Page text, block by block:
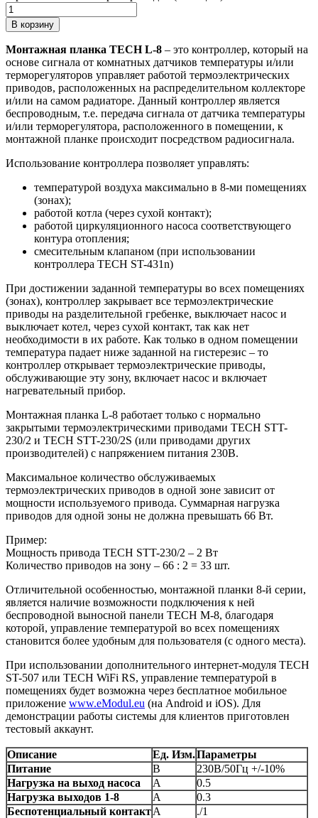
В корзину
Монтажная планка TECH L-8 – это контроллер, который на
основе сигнала от комнатных датчиков температуры и/или
терморегуляторов управляет работой термоэлектрических
приводов, расположенных на распределительном коллекторе
и/или на самом радиаторе. Данный контроллер является
беспроводным, т.е. передача сигнала от датчика температуры
и/или терморегулятора, расположенного в помещении, к
монтажной планке происходит посредством радиосигнала.
Использование контроллера позволяет управлять:
температурой воздуха максимально в 8-ми помещениях
(зонах);
работой котла (через сухой контакт);
работой циркуляционного насоса соответствующего
контура отопления;
смесительным клапаном (при использовании
контроллера TECH ST-431n)
При достижении заданной температуры во всех помещениях
(зонах), контроллер закрывает все термоэлектрические
приводы на разделительной гребенке, выключает насос и
выключает котел, через сухой контакт, так как нет
необходимости в их работе. Как только в одном помещении
температура падает ниже заданной на гистерезис – то
контроллер открывает термоэлектрические приводы,
обслуживающие эту зону, включает насос и включает
нагревательный прибор.
Монтажная планка L-8 работает только с нормально
закрытыми термоэлектрическими приводами TECH STT-
230/2 и TECH STT-230/2S (или приводами других
производителей) с напряжением питания 230В.
Максимальное количество обслуживаемых
термоэлектрических приводов в одной зоне зависит от
мощности используемого привода. Суммарная нагрузка
приводов для одной зоны не должна превышать 66 Вт.
Пример:
Мощность привода TECH STT-230/2 – 2 Вт
Количество приводов на зону – 66 : 2 = 33 шт.
Отличительной особенностью, монтажной планки 8-й серии,
является наличие возможности подключения к ней
беспроводной выносной панели TECH M-8, благодаря
которой, управление температурой во всех помещениях
становится более удобным для пользователя (с одного места).
При использовании дополнительного интернет-модуля TECH
ST-507 или TECH WiFi RS, управление температурой в
помещениях будет возможна через бесплатное мобильное
приложение www.eModul.eu (на Android и iOS). Для
демонстрации работы системы для клиентов приготовлен
тестовый аккаунт.
Описание Ед. Изм.Параметры
Питание
В
230В/50Гц +/-10%
Нагрузка на выход насоса
А
0.5
Нагрузка выходов 1-8
А
0.3
Беспотенциальный контактА
./1